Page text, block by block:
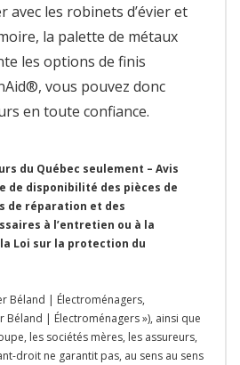
avec les robinets d’évier et
la palette de métaux
les options de finis
vous pouvez donc
en toute confiance.
du Québec seulement – Avis
de disponibilité des pièces de
de réparation et des
à l’entretien ou à la
Loi sur la protection du
Béland | Électroménagers,
Béland | Électroménagers »), ainsi que
les sociétés mères, les assureurs,
droit ne garantit pas, au sens au sens